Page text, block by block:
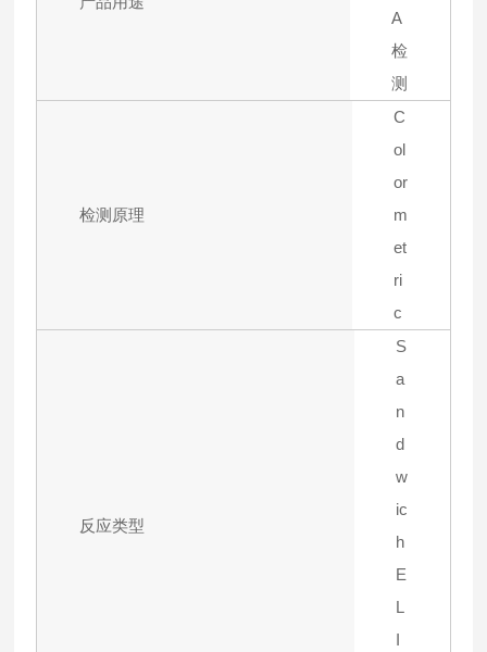
A
检
测
检测原理
C
ol
or
m
et
ri
c
反应类型
S
a
n
d
w
ic
h
E
L
I